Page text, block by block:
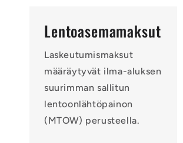
Lentoasemamaksut
Laskeutumismaksut
määräytyvät ilma-aluksen
suurimman sallitun
lentoonlähtöpainon
(MTOW) perusteella.